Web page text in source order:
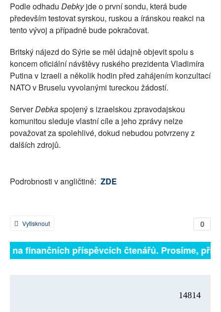
Podle odhadu Debkyjde o první sondu, která bude
především testovat syrskou, ruskou a íránskou reakci na
tento vývoj a případně bude pokračovat.
Britský nájezd do Sýrie se měl údajně objevit spolu s
koncem oficiální návštěvy ruského prezidenta Vladimíra
Putina v Izraeli a několik hodin před zahájením konzultací
NATO v Bruselu vyvolanými tureckou žádostí.
ServerDebkaspojený s izraelskou zpravodajskou
komunitou sleduje vlastní cíle a jeho zprávy nelze
považovat za spolehlivé, dokud nebudou potvrzeny z
dalších zdrojů.
Podrobnosti v angličtině: ZDE
0
Vytisknout
na finančních příspěvcích čtenářů. Prosíme,
14814